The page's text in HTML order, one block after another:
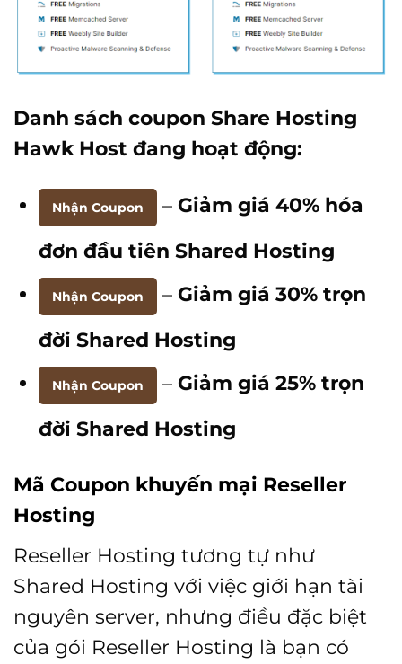
Danh sách coupon Share Hosting
Hawk Host đang hoạt động:
Nhận Coupon –Giảm giá 40% hóa
đơn đầu tiên Shared Hosting
Nhận Coupon –Giảm giá 30% trọn
đời Shared Hosting
Nhận Coupon –Giảm giá 25% trọn
đời Shared Hosting
Mã Coupon khuyến mại Reseller
Hosting
Reseller Hosting tương tự như
Shared Hosting với việc giới hạn tài
nguyên server, nhưng điều đặc biệt
của gói Reseller Hosting là bạn có